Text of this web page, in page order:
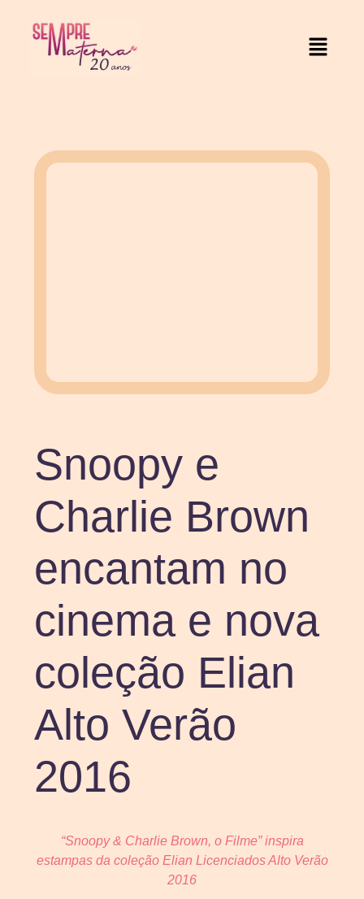
Snoopy e
Charlie Brown
encantam no
cinema e nova
coleção Elian
Alto Verão
2016
“Snoopy & Charlie Brown, o Filme” inspira
estampas da coleção Elian Licenciados Alto Verão
2016